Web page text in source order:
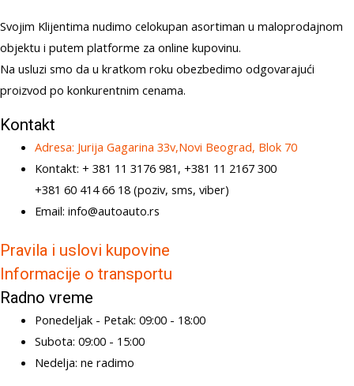
Svojim Klijentima nudimo celokupan asortiman u maloprodajnom
objektu i putem platforme za online kupovinu.
Na usluzi smo da u kratkom roku obezbedimo odgovarajući
proizvod po konkurentnim cenama.
Kontakt
Adresa: Jurija Gagarina 33v,Novi Beograd, Blok 70
Kontakt: + 381 11 3176 981, +381 11 2167 300
+381 60 414 66 18 (poziv, sms, viber)
Email: info@autoauto.rs
Pravila i uslovi kupovine
Informacije o transportu
Radno vreme
Ponedeljak - Petak: 09:00 - 18:00
Subota: 09:00 - 15:00
Nedelja: ne radimo